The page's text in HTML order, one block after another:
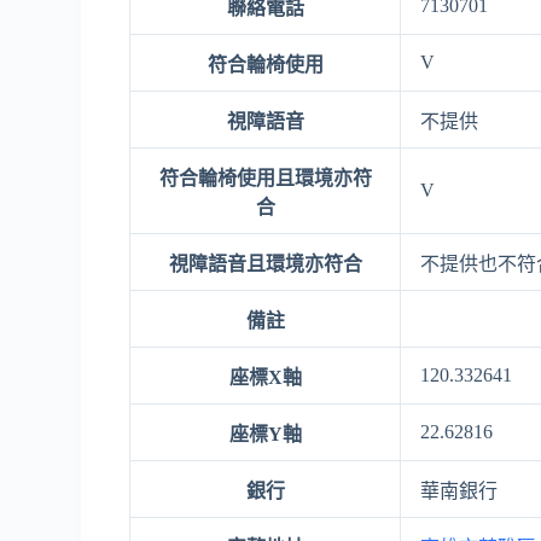
聯絡電話 7130701
符合輪椅使用 V
視障語音 不提供
符合輪椅使用且環境亦符
合
V
視障語音且環境亦符合 不提供也不符
備註
座標X軸 120.332641
座標Y軸 22.62816
銀行 華南銀行